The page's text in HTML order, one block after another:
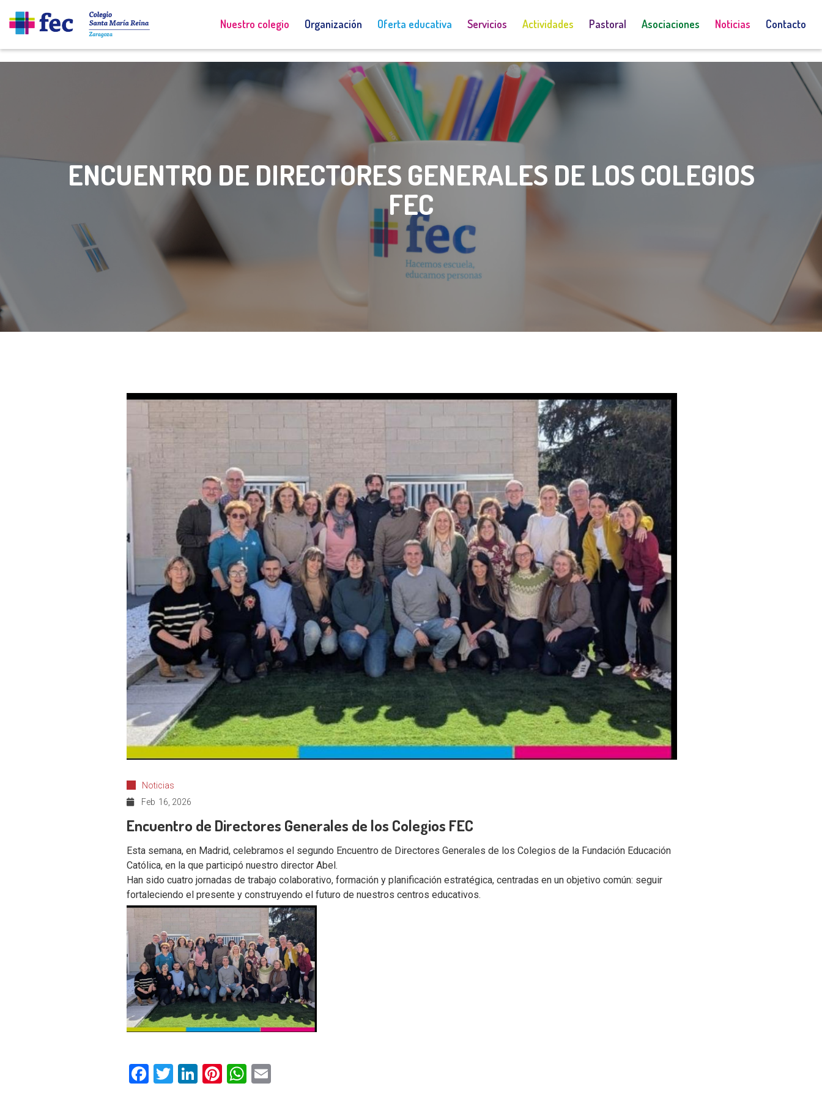
Nuestro colegio Organización Oferta educativa Servicios Actividades Pastoral Asociaciones Noticias Contacto
ENCUENTRO DE DIRECTORES GENERALES DE LOS COLEGIOS
FEC
Noticias
Feb 16, 2026
Encuentro de Directores Generales de los Colegios FEC
Esta semana, en Madrid, celebramos el segundo Encuentro de Directores Generales de los Colegios de la Fundación Educación
Católica, en la que participó nuestro director Abel.
Han sido cuatro jornadas de trabajo colaborativo, formación y planificación estratégica, centradas en un objetivo común: seguir
fortaleciendo el presente y construyendo el futuro de nuestros centros educativos.
Facebook
Twitter
LinkedIn
Pinterest
WhatsApp